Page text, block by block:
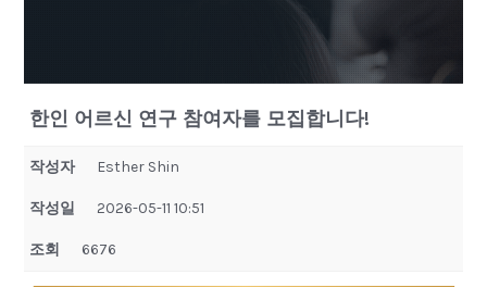
한인 어르신 연구 참여자를 모집합니다!
작성자 Esther Shin
작성일 2026-05-11 10:51
조회 6676